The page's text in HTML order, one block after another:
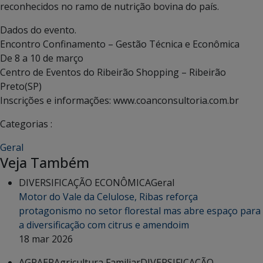
reconhecidos no ramo de nutrição bovina do país.
Dados do evento.
Encontro Confinamento – Gestão Técnica e Econômica
De 8 a 10 de março
Centro de Eventos do Ribeirão Shopping – Ribeirão
Preto(SP)
Inscrições e informações: www.coanconsultoria.com.br
Categorias :
Geral
Veja Também
DIVERSIFICAÇÃO ECONÔMICAGeral
Motor do Vale da Celulose, Ribas reforça
protagonismo no setor florestal mas abre espaço para
a diversificação com citrus e amendoim
18 mar 2026